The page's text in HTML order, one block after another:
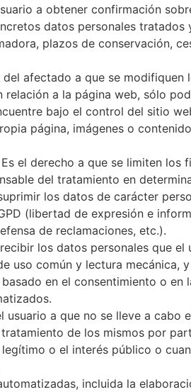
a obtener confirmación
datos personales tratados
plazos de conservación,
afectado a que se modifiquen
a la página web, sólo
bajo el control del sitio
página, imágenes o
el derecho a que se limiten los
del tratamiento en
los datos de carácter
(libertad de expresión e
de reclamaciones, etc.).
los datos personales que el
uso común y lectura mecánica,
en el consentimiento o en
usuario a que no se lleve a cabo
de los mismos por
o el interés público o
incluida la